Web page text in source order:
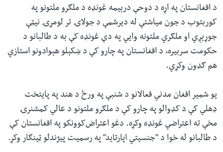
د افغانستان په اړه د دوحې درېیمه غونډه د ملګرو ملتونو په
کوربتوب د جون میاشتې له دیرشمې د جولاۍ تر لومړۍ نیټې
جوړېږي او ملګري‌ ملتونه وايي په دې غونډه کې به د طالبانو د
حکومت سربیره، د افغانستان په چارو کې د ښکېلو هېوادونو استازي‌
هم ګډون وکړي.
یو شمیر افغان مدني فعالانو د شنبې په ورځ‌ د هند په پایتخت
ډهلي کې د کډوالو په چارو کې د ملګرو ملتونو د عالي کمشنرۍ
مخې ته اعتراضي غونډه وکړه. دغو اعتراض‌کوونکو په افغانستان کې
د طالبانو له خوا د ”جنسیتي اپارتاید“ په رسمیت پیژندلو ټینګار وکړ.